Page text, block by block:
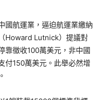
國航運業，逼迫航運業繳納
Howard Lutnick）提議對
靠徵收100萬美元，非中國
付150萬美元。此舉必然增